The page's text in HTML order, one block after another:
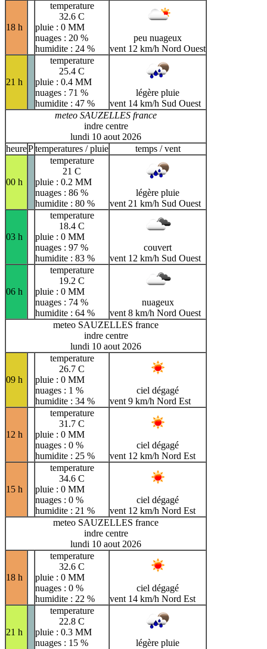
18 h
temperature
32.6 C
pluie : 0 MM
nuages : 20 %
humidite : 24 %
peu nuageux
vent 12 km/h Nord Ouest
21 h
temperature
25.4 C
pluie : 0.4 MM
nuages : 71 %
humidite : 47 %
légère pluie
vent 14 km/h Sud Ouest
meteo SAUZELLES france
indre centre
lundi 10 aout 2026
heurePtemperatures / pluie temps / vent
00 h
temperature
21 C
pluie : 0.2 MM
nuages : 86 %
humidite : 80 %
légère pluie
vent 21 km/h Sud Ouest
03 h
temperature
18.4 C
pluie : 0 MM
nuages : 97 %
humidite : 83 %
couvert
vent 12 km/h Sud Ouest
06 h
temperature
19.2 C
pluie : 0 MM
nuages : 74 %
humidite : 64 %
nuageux
vent 8 km/h Nord Ouest
meteo SAUZELLES france
indre centre
lundi 10 aout 2026
09 h
temperature
26.7 C
pluie : 0 MM
nuages : 1 %
humidite : 34 %
ciel dégagé
vent 9 km/h Nord Est
12 h
temperature
31.7 C
pluie : 0 MM
nuages : 0 %
humidite : 25 %
ciel dégagé
vent 12 km/h Nord Est
15 h
temperature
34.6 C
pluie : 0 MM
nuages : 0 %
humidite : 21 %
ciel dégagé
vent 12 km/h Nord Est
meteo SAUZELLES france
indre centre
lundi 10 aout 2026
18 h
temperature
32.6 C
pluie : 0 MM
nuages : 0 %
humidite : 22 %
ciel dégagé
vent 14 km/h Nord Est
21 h
temperature
22.8 C
pluie : 0.3 MM
nuages : 15 %
légère pluie